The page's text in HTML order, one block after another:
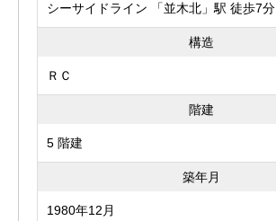
シーサイドライン 「並木北」駅 徒歩7分
構造
ＲＣ
階建
5 階建
築年月
1980年12月